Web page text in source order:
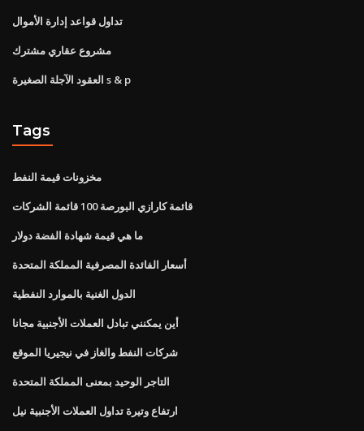
تداول قواعد إدارة الأموال
مشروع عقاري مشترك
العقود الآجلة الصغيرة s & p
Tags
مخزونات قيمة النفط
قائمة كارازي البورصة 100 قائمة الشركات
ما هي قيمة شهادة الفضة دولار
أسعار الفائدة المصرفية المملكة المتحدة
الدول الغنية بالموارد النفطية
أين يمكنني تبادل العملات الأجنبية مجانا
شركات النفط والغاز في نيجيريا الموقع
التاجر الوحيد بمعنى المملكة المتحدة
ارتفاع وتيرة تداول العملات الأجنبية نيل